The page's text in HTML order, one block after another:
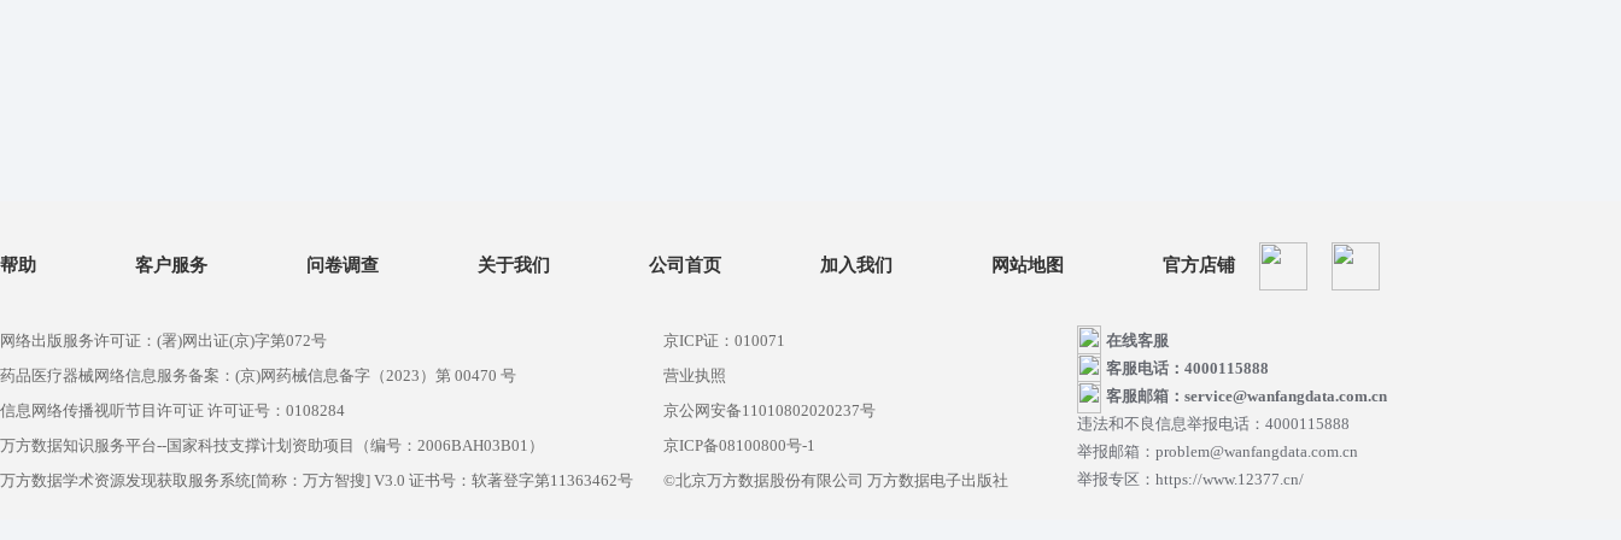
帮助 客户服务 问卷调查 关于我们 公司首页 加入我们 网站地图 官方店铺
网络出版服务许可证：(署)网出证(京)字第072号
药品医疗器械网络信息服务备案：(京)网药械信息备字（2023）第 00470 号
信息网络传播视听节目许可证 许可证号：0108284
万方数据知识服务平台--国家科技支撑计划资助项目（编号：2006BAH03B01）
万方数据学术资源发现获取服务系统[简称：万方智搜] V3.0 证书号：软著登字第11363462号
京ICP证：010071
营业执照
京公网安备11010802020237号
京ICP备08100800号-1
©北京万方数据股份有限公司 万方数据电子出版社
在线客服
客服电话：4000115888
客服邮箱：service@wanfangdata.com.cn
违法和不良信息举报电话：4000115888
举报邮箱：problem@wanfangdata.com.cn
举报专区：https://www.12377.cn/